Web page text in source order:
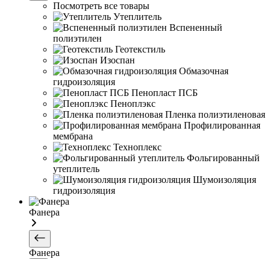
Посмотреть все товары
Утеплитель
Вспененный
полиэтилен
Геотекстиль
Изоспан
Обмазочная
гидроизоляция
Пенопласт ПСБ
Пеноплэкс
Пленка полиэтиленовая
Профилированная
мембрана
Техноплекс
Фольгированный
утеплитель
Шумоизоляция
гидроизоляция
Фанера
Фанера